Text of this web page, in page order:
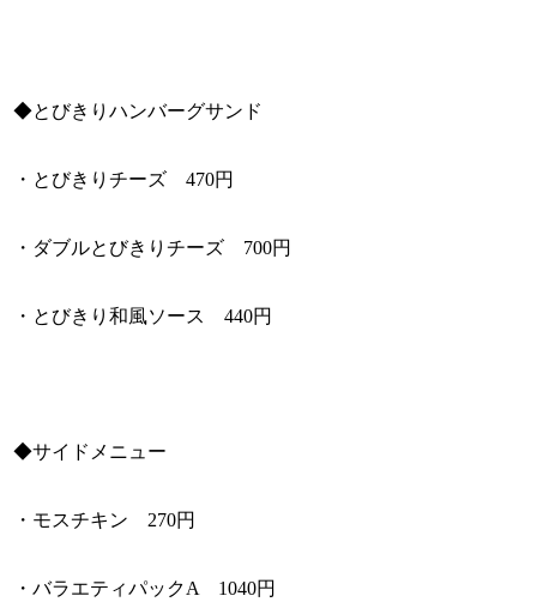
◆とびきりハンバーグサンド
・とびきりチーズ 470円
・ダブルとびきりチーズ 700円
・とびきり和風ソース 440円
◆サイドメニュー
・モスチキン 270円
・バラエティパックA 1040円